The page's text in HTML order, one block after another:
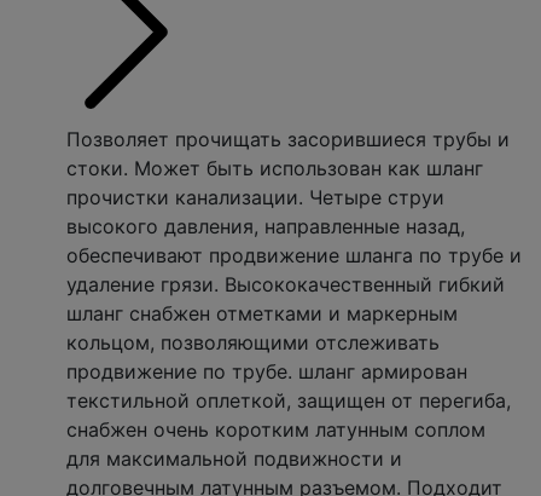
Позволяет прочищать засорившиеся трубы и
стоки. Может быть использован как шланг
прочистки канализации. Четыре струи
высокого давления, направленные назад,
обеспечивают продвижение шланга по трубе и
удаление грязи. Высококачественный гибкий
шланг снабжен отметками и маркерным
кольцом, позволяющими отслеживать
продвижение по трубе. шланг армирован
текстильной оплеткой, защищен от перегиба,
снабжен очень коротким латунным соплом
для максимальной подвижности и
долговечным латунным разъемом. Подходит